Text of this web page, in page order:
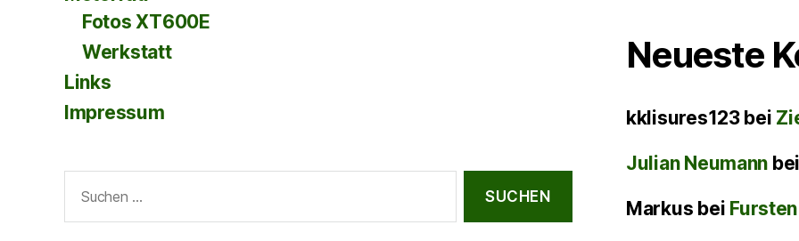
Fotos XT600E
Werkstatt
Links
Impressum
nach:
Neueste
kklisures123bei
Julian Neumann
Markus bei